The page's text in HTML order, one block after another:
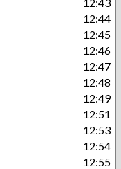
12:44
12:45
12:46
12:47
12:48
12:49
12:51
12:53
12:54
12:55